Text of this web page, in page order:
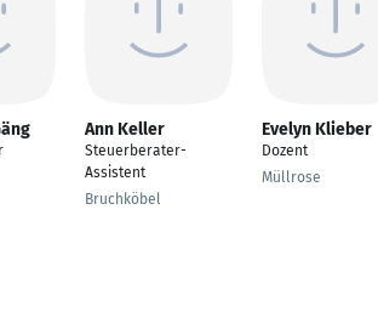
Ann Keller
Steuerberater-
Assistent
Bruchköbel
Evelyn Klieber
Dozent
Müllrose